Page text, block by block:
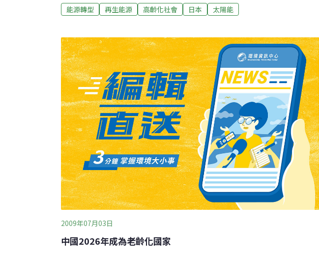
有町內會採取這種做法。黑藏地區位在距離福江機場西方大約3公里處，是
個丘陵地形的農村。1970年代約有300位居民，之後人口「過疏化」（人
右。此區每戶的年會費為5000日圓，當作公民館的營運費和舉辦活動的經
費等。但是由於老年人醫療費的上漲，加重負擔壓力，地方的自治團體決
定另闢新的收入來源。 2012年7月，根據《再生能源特別處置法》，開始
實施以固定價格收購電能的制度，町內會選定了市民的休憩場所之一槌球
場，當作太陽能發電計畫的據點。雖然到目前為止槌球場只是市民運
能源轉型 再生能源 高齡化社會 日本 太陽能
2009年07月03日
中國2026年成為老齡化國家